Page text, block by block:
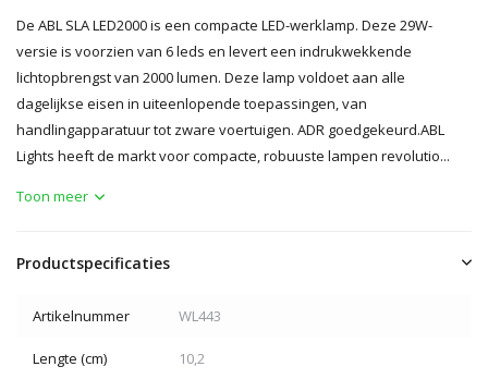
De ABL SLA LED2000 is een compacte LED-werklamp. Deze 29W-
versie is voorzien van 6 leds en levert een indrukwekkende
lichtopbrengst van 2000 lumen. Deze lamp voldoet aan alle
dagelijkse eisen in uiteenlopende toepassingen, van
handlingapparatuur tot zware voertuigen. ADR goedgekeurd.ABL
Lights heeft de markt voor compacte, robuuste lampen revolutio...
Toon meer
Productspecificaties
Artikelnummer WL443
Lengte (cm) 10,2